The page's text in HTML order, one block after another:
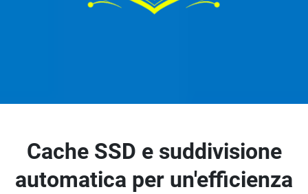
Cache SSD e suddivisione
automatica per un'efficienza